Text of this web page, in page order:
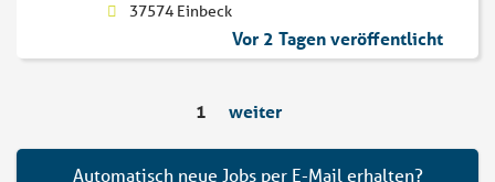
37574 Einbeck
Vor 2 Tagen veröffentlicht
1 weiter
Automatisch neue Jobs per E-Mail erhalten?